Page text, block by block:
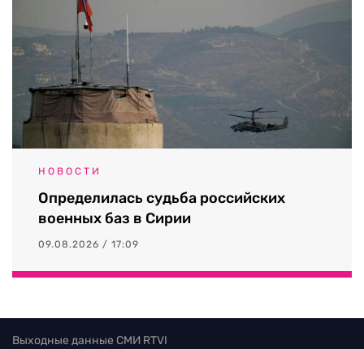
НОВОСТИ
Определилась судьба российских
военных баз в Сирии
09.08.2026 / 17:09
Выходные данные СМИ RTVI